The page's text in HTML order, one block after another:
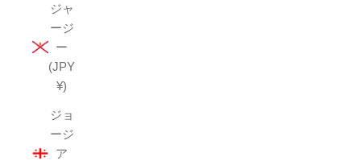
ジャ
ージ
ー
(JPY
¥)
ジョ
ージ
ア